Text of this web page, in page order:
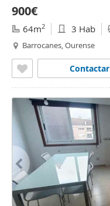
900€
64m2 3 Hab
Barrocanes, Ourense
Contactar